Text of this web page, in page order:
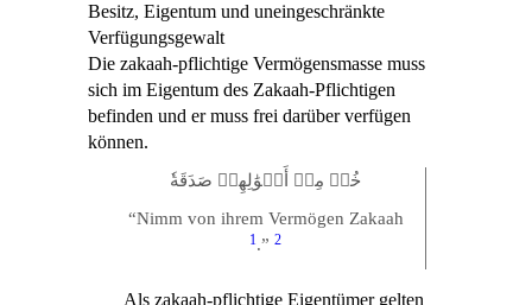
Besitz, Eigentum und uneingeschränkte
Verfügungsgewalt
Die zakaah-pflichtige Vermögensmasse muss
sich im Eigentum des Zakaah-Pflichtigen
befinden und er muss frei darüber verfügen
können.
خُذۡ مِنۡ أَمۡوَٰلِهِمۡ صَدَقَةٗ
“Nimm von ihrem Vermögen Zakaah
1.” 2
Als zakaah-pflichtige Eigentümer gelten